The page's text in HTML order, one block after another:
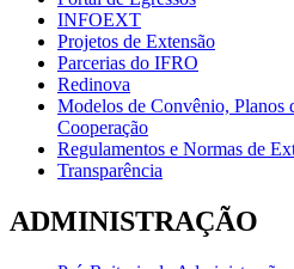
INFOEXT
Projetos de Extensão
Parcerias do IFRO
Redinova
Modelos de Convênio, Planos
Cooperação
Regulamentos e Normas de
Transparência
ADMINISTRAÇÃO